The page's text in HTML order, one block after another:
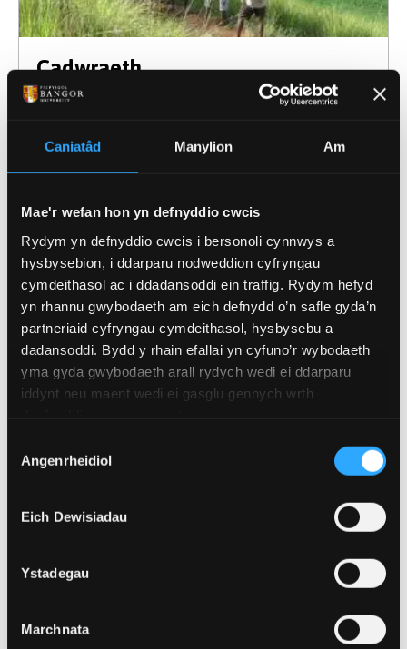
Caniatâd Manylion Am
Mae'r wefan hon yn defnyddio cwcis
Rydym yn defnyddio cwcis i bersonoli cynnwys a
hysbysebion, i ddarparu nodweddion cyfryngau
cymdeithasol ac i ddadansoddi ein traffig. Rydym hefyd
yn rhannu gwybodaeth am eich defnydd o’n safle gyda’n
partneriaid cyfryngau cymdeithasol, hysbysebu a
dadansoddi. Bydd y rhain efallai yn cyfuno’r wybodaeth
yma gyda gwybodaeth arall rydych wedi ei ddarparu
iddynt neu maent wedi ei gasglu gennych wrth
Caniatâd
Angenrheidiol
Eich Dewisiadau
Ystadegau
Marchnata
Cadwraeth